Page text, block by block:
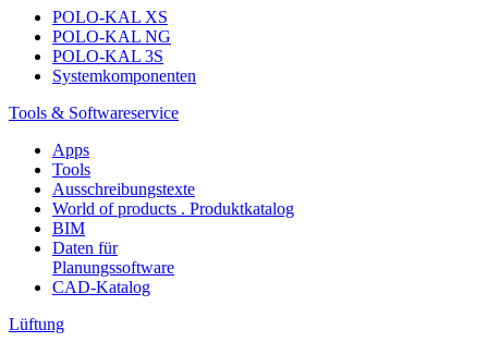
POLO-KAL XS
POLO-KAL NG
POLO-KAL 3S
Systemkomponenten
Tools & Softwareservice
Apps
Tools
Ausschreibungstexte
World of products . Produktkatalog
BIM
Daten für
Planungssoftware
CAD-Katalog
Lüftung